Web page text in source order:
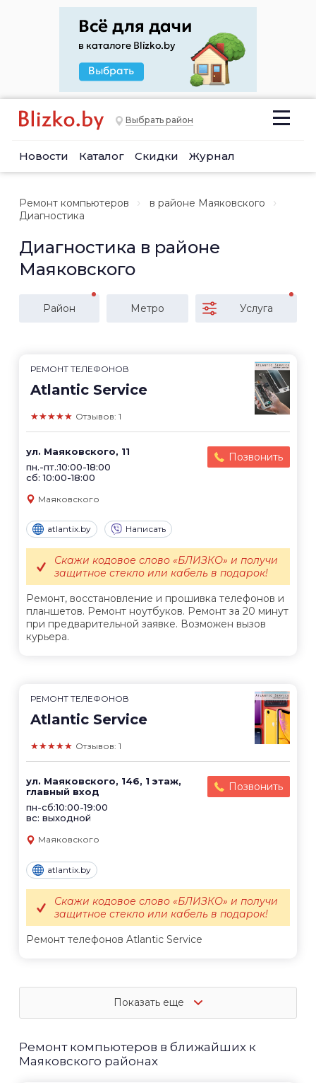
Выбрать район
Новости Каталог Скидки Журнал
Ремонт компьютеров
в районе Маяковского
Диагностика
Диагностика в районе
Маяковского
Район Метро Услуга
РЕМОНТ ТЕЛЕФОНОВ
Atlantic Service
★★★★★ Отзывов: 1
ул. Маяковского, 11
пн.-пт.:10:00-18:00
сб: 10:00-18:00
Позвонить
Маяковского
atlantix.by Написать
Ремонт, восстановление и прошивка телефонов и
планшетов. Ремонт ноутбуков. Ремонт за 20 минут
при предварительной заявке. Возможен вызов
курьера.
Скажи кодовое слово «БЛИЗКО» и получи
защитное стекло или кабель в подарок!
РЕМОНТ ТЕЛЕФОНОВ
Atlantic Service
★★★★★ Отзывов: 1
ул. Маяковского, 146, 1 этаж,
главный вход
пн-сб:10:00-19:00
вс: выходной
Позвонить
Маяковского
atlantix.by
Ремонт телефонов Atlantic Service
Скажи кодовое слово «БЛИЗКО» и получи
защитное стекло или кабель в подарок!
Показать еще
Ремонт компьютеров в ближайших к
Маяковского районах